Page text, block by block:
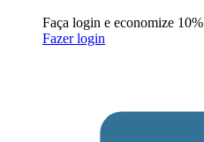
Faça login e economize
Fazer login